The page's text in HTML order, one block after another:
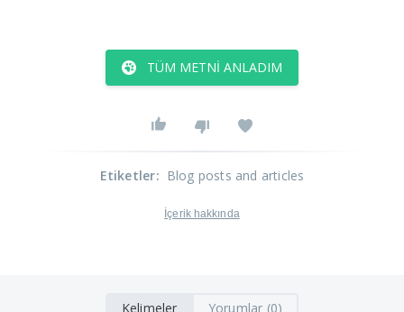
TÜM METNI ANLADIM
Etiketler: Blog posts and articles
İçerik hakkında
Kelimeler Yorumlar (0)